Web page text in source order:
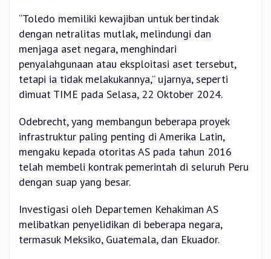
“Toledo memiliki kewajiban untuk bertindak
dengan netralitas mutlak, melindungi dan
menjaga aset negara, menghindari
penyalahgunaan atau eksploitasi aset tersebut,
tetapi ia tidak melakukannya,” ujarnya, seperti
dimuat TIME pada Selasa, 22 Oktober 2024.
Odebrecht, yang membangun beberapa proyek
infrastruktur paling penting di Amerika Latin,
mengaku kepada otoritas AS pada tahun 2016
telah membeli kontrak pemerintah di seluruh Peru
dengan suap yang besar.
Investigasi oleh Departemen Kehakiman AS
melibatkan penyelidikan di beberapa negara,
termasuk Meksiko, Guatemala, dan Ekuador.